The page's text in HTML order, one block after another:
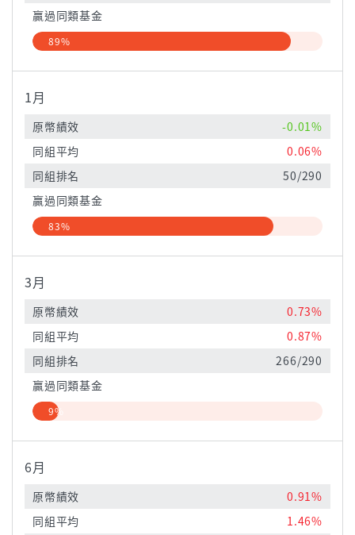
贏過同類基金
89%
1月
原幣績效
-0.01%
同組平均
0.06%
同組排名
50/290
贏過同類基金
83%
3月
原幣績效
0.73%
同組平均
0.87%
同組排名
266/290
贏過同類基金
9%
6月
原幣績效
0.91%
同組平均
1.46%